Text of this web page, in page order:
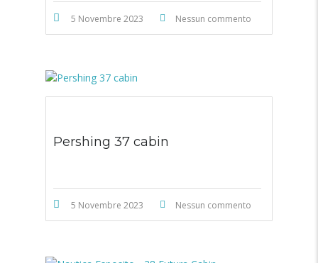
5 Novembre 2023 Nessun commento
Pershing 37 cabin
5 Novembre 2023 Nessun commento